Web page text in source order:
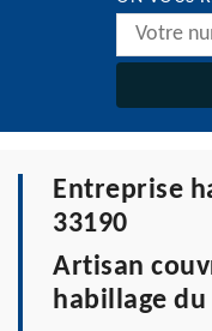
Entreprise
33190
Artisan
habillage